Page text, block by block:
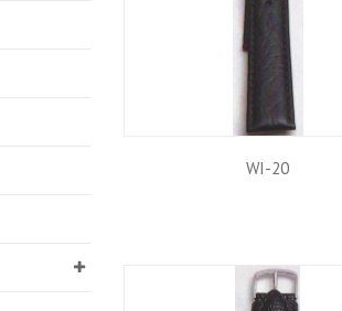
WI-20